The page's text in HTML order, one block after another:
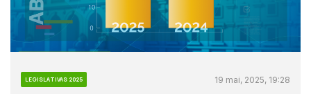
LEGISLATIVAS 2025 19 mai, 2025, 19:28